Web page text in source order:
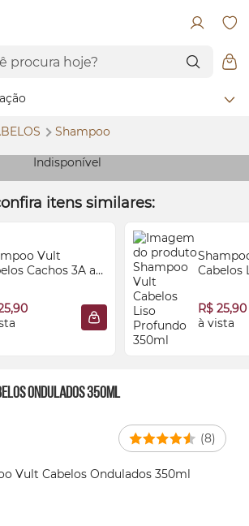
Shampoo
Indisponível
itens similares:
Vult
Cachos 3A a
ADICIONAR À SACOLA
Cabelos
R$ 25,90
à vista
Ondulados 350ml
(8)